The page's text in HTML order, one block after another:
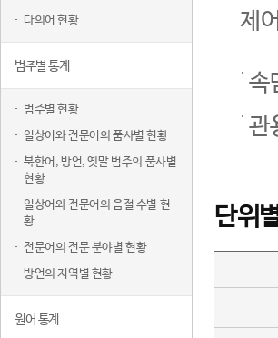
다의어 현황
범주별 통계
범주별 현황
일상어와 전문어의 품사별 현황
북한어, 방언, 옛말 범주의 품사별
현황
일상어와 전문어의 음절 수별 현
황
전문어의 전문 분야별 현황
방언의 지역별 현황
원어 통계
제
속
관
단위